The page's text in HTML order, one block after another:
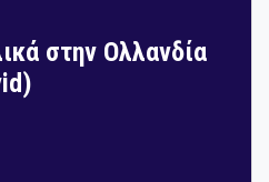
στην Ολλανδία